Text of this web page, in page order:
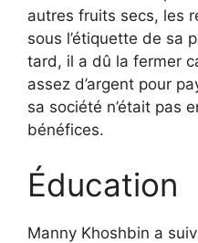
autres fruits secs, les
sous l’étiquette de sa
tard, il a dû la fermer
assez d’argent pour
sa société n’était pas
bénéfices.
Éducation
Manny Khoshbin a